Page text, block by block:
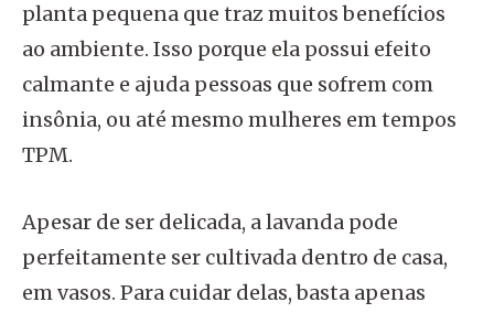
planta pequena que traz muitos benefícios
ao ambiente. Isso porque ela possui efeito
calmante e ajuda pessoas que sofrem com
insônia, ou até mesmo mulheres em tempos
TPM.
Apesar de ser delicada, a lavanda pode
perfeitamente ser cultivada dentro de casa,
em vasos. Para cuidar delas, basta apenas